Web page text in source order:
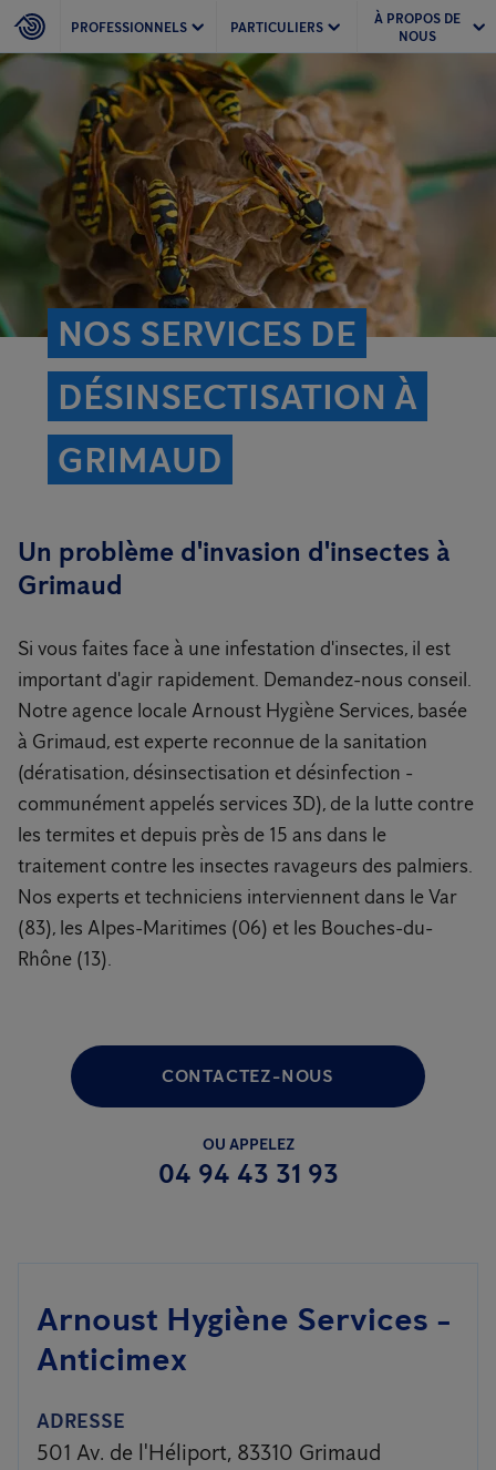
PROFESSIONNELS PARTICULIERS
À PROPOS DE
NOUS
NOS SERVICES DE
DÉSINSECTISATION À
GRIMAUD
Un problème d'invasion d'insectes à
Grimaud
Si vous faites face à une infestation d'insectes, il est
important d'agir rapidement. Demandez-nous conseil.
Notre agence locale Arnoust Hygiène Services, basée
à Grimaud, est experte reconnue de la sanitation
(dératisation, désinsectisation et désinfection -
communément appelés services 3D), de la lutte contre
les termites et depuis près de 15 ans dans le
traitement contre les insectes ravageurs des palmiers.
Nos experts et techniciens interviennent dans le Var
(83), les Alpes-Maritimes (06) et les Bouches-du-
Rhône (13).
CONTACTEZ-NOUS
OU APPELEZ
04 94 43 31 93
Arnoust Hygiène Services -
Anticimex
ADRESSE
501 Av. de l'Héliport, 83310 Grimaud